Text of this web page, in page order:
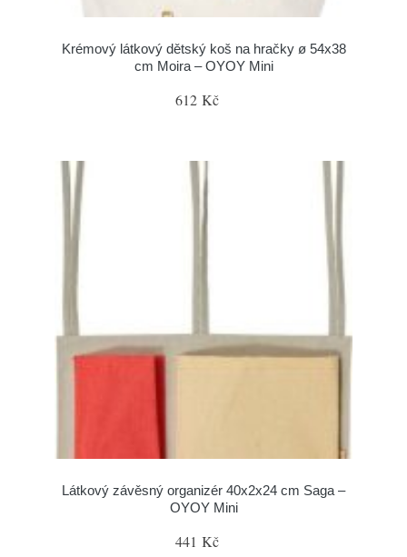
Krémový látkový dětský koš na hračky ø 54x38
cm Moira – OYOY Mini
612 Kč
Látkový závěsný organizér 40x2x24 cm Saga –
OYOY Mini
441 Kč